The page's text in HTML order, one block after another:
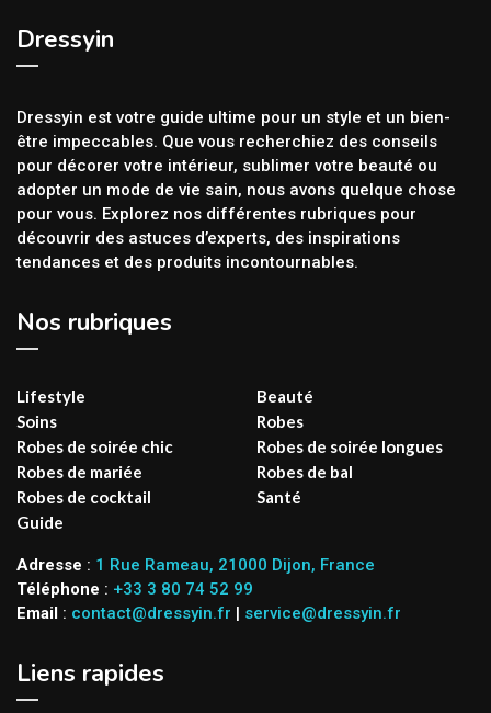
Dressyin
Dressyin est votre guide ultime pour un style et un bien-
être impeccables. Que vous recherchiez des conseils
pour décorer votre intérieur, sublimer votre beauté ou
adopter un mode de vie sain, nous avons quelque chose
pour vous. Explorez nos différentes rubriques pour
découvrir des astuces d’experts, des inspirations
tendances et des produits incontournables.
Nos rubriques
Lifestyle
Beauté
Soins
Robes
Robes de soirée chic
Robes de soirée longues
Robes de mariée
Robes de bal
Robes de cocktail
Santé
Guide
Adresse : 1 Rue Rameau, 21000 Dijon, France
Téléphone : +33 3 80 74 52 99
Email : contact@dressyin.fr | service@dressyin.fr
Liens rapides